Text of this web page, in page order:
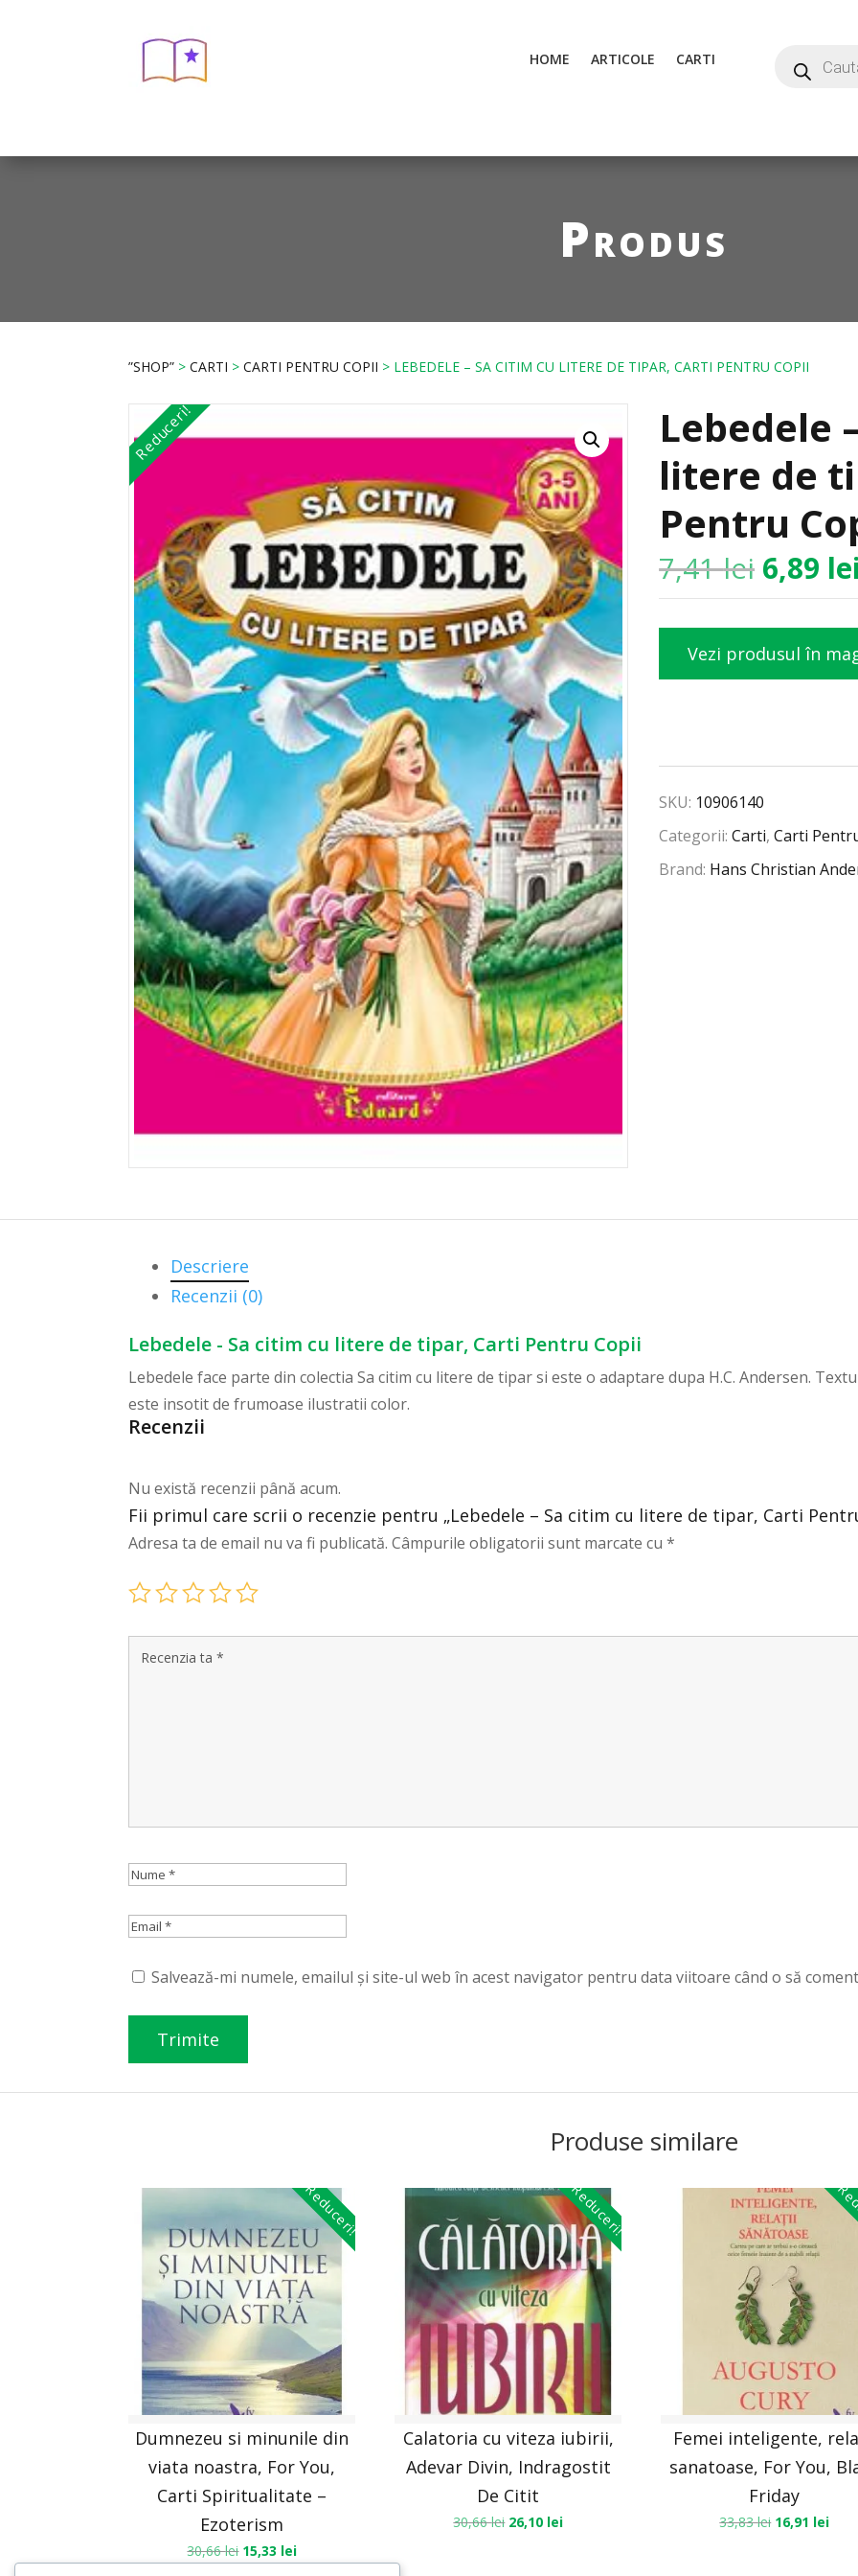
HOME ARTICOLE CARTI
Produs
”SHOP” >CARTI >CARTI PENTRU COPII > LEBEDELE – SA CITIM CU LITERE DE TIPAR, CARTI PENTRU COPII
Reduceri!
Lebedele
litere de
Pentru
7,41lei 6,89
Vezi produsul în
SKU: 10906140
Categorii:Carti,Carti
Brand: Hans Christian
Descriere
Recenzii (0)
Lebedele - Sa citim cu litere de tipar, Carti Pentru Copii
Lebedele face parte din colectia Sa citim cu litere de tipar si este o adaptare dupa H.C. Andersen.
este insotit de frumoase ilustratii color.
Recenzii
Nu există recenzii până acum.
Fii primul care scrii o recenzie pentru „Lebedele – Sa citim cu litere de tipar, Carti
Adresa ta de email nu va fi publicată. Câmpurile obligatorii sunt marcate cu*
Salvează-mi numele, emailul și site-ul web în acest navigator pentru data viitoare când o să
Produse similare
Reduceri!
Dumnezeu si minunile din
viata noastra, For You,
Carti Spiritualitate –
Ezoterism
30,66lei 15,33 lei
Reduceri!
Calatoria cu viteza iubirii,
Adevar Divin, Indragostit
De Citit
30,66lei 26,10 lei
Femei inteligente,
sanatoase, For You,
Friday
33,83lei 16,91 lei